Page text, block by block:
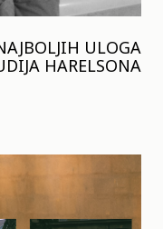
ULOGA
HARELSONA